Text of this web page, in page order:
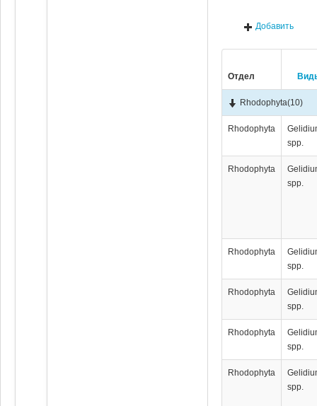
Добавить
Отдел
Rhodophyta(10)
Rhodophyta
spp.
Rhodophyta
spp.
Rhodophyta
spp.
Rhodophyta
spp.
Rhodophyta
spp.
Rhodophyta
spp.